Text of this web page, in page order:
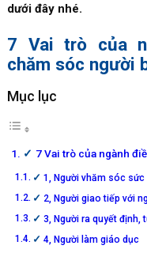
dưới đây nhé.
7 Vai trò của
chăm sóc người
Mục lục
7 Vai trò của ngành
1, Người vhăm sóc sức
2, Người giao tiếp với
3, Người ra quyết định,
4, Người làm giáo dục